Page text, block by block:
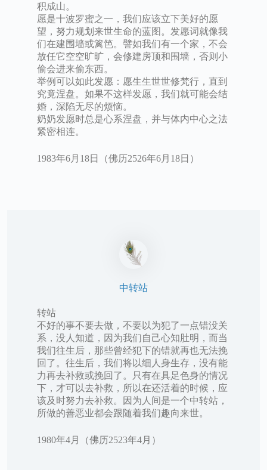
积成山。
愿是十波罗蜜之一，我们应该立下美好的愿
望，努力规划来世生命的蓝图。发愿词就像我
们在建围墙或篱笆。譬如我们有一个家，不会
放任它空空旷旷，会修建房顶和围墙，否则小
偷会进来偷东西。
举例可以如此发愿：愿生生世世修梵行，直到
究竟涅盘。如果不这样发愿，我们就可能会结
婚，深陷无尽的烦恼。
奶奶发愿时总是心系涅盘，并与体内中心之法
紧密相连。
1983年6月18日（佛历2526年6月18日）
中转站
转站
不好的事不要去做，不要以为犯了一点错没关
系，没人知道，因为我们自己心知肚明，而当
我们往生后，那些曾经犯下的错就再也无法挽
回了。往生后，我们将以细人身生存，没有能
力再去补救或挽回了。只有在具足色身的情况
下，才可以去补救，所以在还活着的时候，应
该及时努力去补救。因为人间是一个中转站，
所做的善恶业都会跟随着我们趣向来世。
1980年4月（佛历2523年4月）